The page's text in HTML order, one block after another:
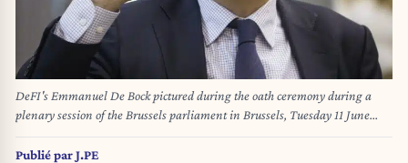
DeFI's Emmanuel De Bock pictured during the oath ceremony during a
plenary session of the Brussels parliament in Brussels, Tuesday 11 June
2019. BELGA PHOTO THIERRY ROGE
Publié parJ.PE